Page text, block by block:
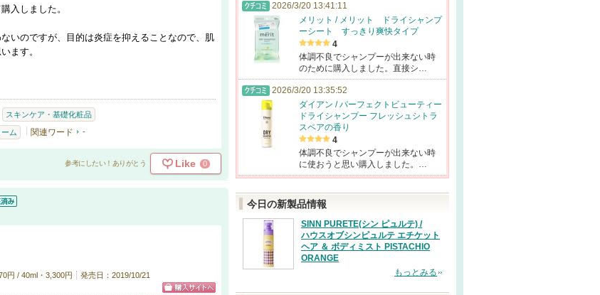
入しました。
いのですが、目的は炎症を抑えることなので、肌
ます。
スキンケア・基礎化粧品
ム 関連ワード -
参考にしたい！ありがとう Like 0
円 / 40ml・3,300円
発売日：2019/10/21
2026/3/20 13:41:11
メリット / メリット ドライシャンプ
ーシート すっきり爽快タイプ
4
体調不良でシャンプーが出来ない時
のために購入しました。直接シ…
2026/3/20 13:35:52
ダイアン / パーフェクトビューティー
ドライシャンプー フレッシュシトラ
スペアの香り
4
体調不良でシャンプーが出来ない時
に使おうと思い購入しました。…
今日の新製品情報
SINN PURETE(シン ピュルテ) /
ハウスオブシンピュルテ エチケット
ヘア ＆ ボディミスト PISTACHIO
ORANGE
もっとみる